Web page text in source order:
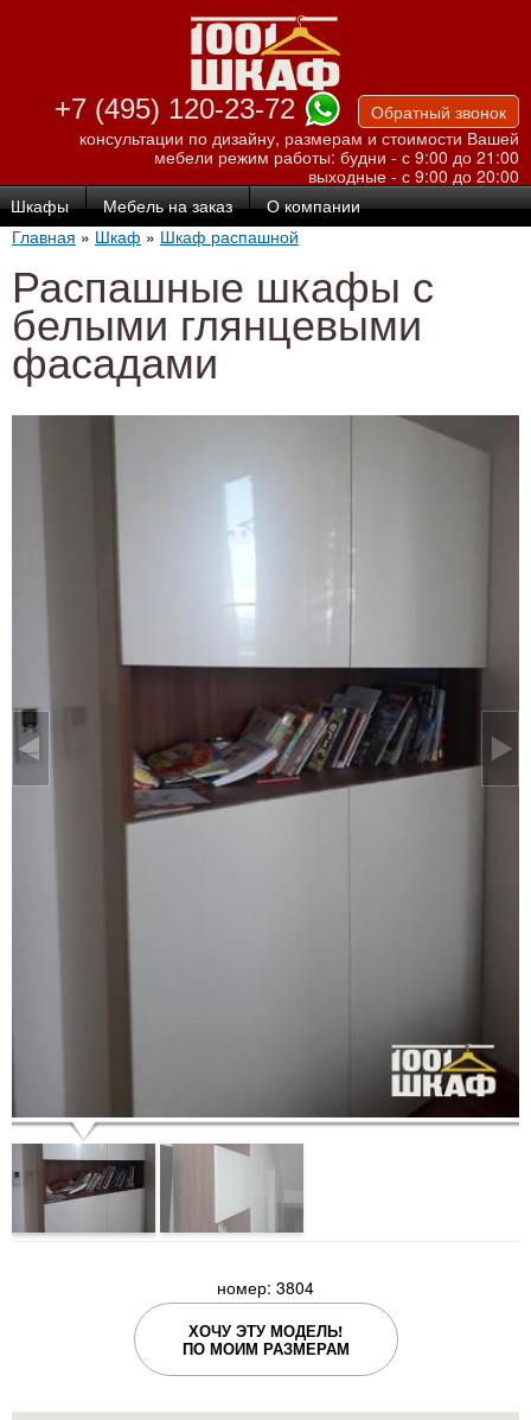
Перейти к
основному
содержанию
+7 (495) 120-23-72
Обратный звонок
консультации по дизайну, размерам и стоимости Вашей
мебели режим работы: будни - с 9:00 до 21:00
выходные - с 9:00 до 20:00
Шкафы Мебель на заказ О компании
Главная » Шкаф » Шкаф распашной
Распашные шкафы с
белыми глянцевыми
фасадами
номер: 3804
ХОЧУ ЭТУ МОДЕЛЬ!
ПО МОИМ РАЗМЕРАМ